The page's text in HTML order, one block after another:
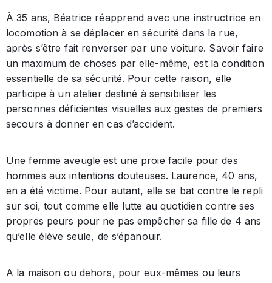
À 35 ans, Béatrice réapprend avec une instructrice en
locomotion à se déplacer en sécurité dans la rue,
après s’être fait renverser par une voiture. Savoir faire
un maximum de choses par elle-même, est la condition
essentielle de sa sécurité. Pour cette raison, elle
participe à un atelier destiné à sensibiliser les
personnes déficientes visuelles aux gestes de premiers
secours à donner en cas d’accident.
Une femme aveugle est une proie facile pour des
hommes aux intentions douteuses. Laurence, 40 ans,
en a été victime. Pour autant, elle se bat contre le repli
sur soi, tout comme elle lutte au quotidien contre ses
propres peurs pour ne pas empêcher sa fille de 4 ans
qu’elle élève seule, de s’épanouir.
A la maison ou dehors, pour eux-mêmes ou leurs